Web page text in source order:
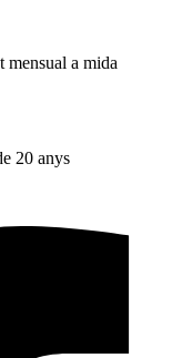
a mida
20 anys